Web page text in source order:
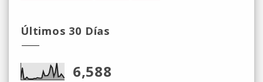
Últimos 30 Días
6,588